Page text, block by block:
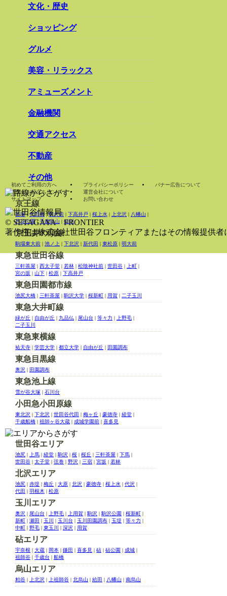
文化・歴史
ショッピング
グルメ
美容・リラックス
アミューズメント
金融機関
交通アクセス
不動産
その他
京王線
笹塚| 代田橋|明大前 | 下高井戸 | 桜上水 | 上北沢 | 八幡山 |
芦花公園|千歳烏山 | 仙川
京王井の頭線
駒場東大前 | 池ノ上 | 下北沢 | 新代田 | 東松原 | 明大前
東急世田谷線
三軒茶屋 | 西太子堂 | 若林 | 松陰神社前 | 世田谷 | 上町 |
宮の坂 | 山下 | 松原 | 下高井戸
東急田園都市線
池尻大橋 | 三軒茶屋 | 駒沢大学 | 桜新町 | 用賀 | 二子玉川
東急大井町線
緑が丘 | 自由が丘 | 九品仏 | 尾山台 | 等々力 | 上野毛 |
二子玉川
東急東横線
祐天寺 | 学芸大学 | 都立大学 | 自由が丘 | 田園調布
東急目黒線
奥沢 | 田園調布
東急池上線
雪が谷大塚 | 石川台
小田急小田原線
東北沢 | 下北沢 | 世田谷代田 | 梅ヶ丘 | 豪徳寺 | 経堂 |
千歳船橋 | 祖師ヶ谷大蔵 | 成城学園前 | 喜多見
世田谷エリア
池尻 | 上馬 | 経堂 | 駒沢 | 桜 | 桜丘 | 三軒茶屋 | 下馬 |
世田谷 | 太子堂 | 弦巻 | 野沢 | 三宿 | 宮坂 | 若林
北沢エリア
池尻 | 赤堤 | 梅丘 | 大原 | 北沢 | 豪徳寺 | 桜上水 | 代沢 |
代田 | 羽根木 | 松原
玉川エリア
奥沢 | 尾山台 | 上野毛 | 上用賀 | 駒沢 | 駒沢公園 | 桜新町 |
新町 | 瀬田 | 玉川 | 玉川台 | 玉川田園調布 | 玉堤 | 等々力 |
中町 | 野毛 | 東玉川 | 深沢 | 用賀
砧エリア
宇奈根 | 大蔵 | 岡本 | 鎌田 | 喜多見 | 砧 | 砧公園 | 成城 |
祖師谷 | 千歳台 | 船橋
烏山エリア
粕谷 | 上北沢 | 上祖師谷 | 北烏山 | 給田 | 八幡山 | 南烏山
初めてご利用の方へ
世田谷お役立ちリンク
サイトマップ
プライバシーポリシー
運営会社について
お問い合わせ
バナー広告について
© SETAGAYA FRONTIER
著作権は株式会社世田谷フロンティアまたはその情報提供者